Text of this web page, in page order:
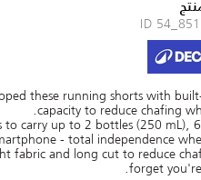
ID
these running shorts with
capacity to reduce chafing
to carry up to 2 bottles (250 mL),
- total independence
fabric and long cut to reduce
forget